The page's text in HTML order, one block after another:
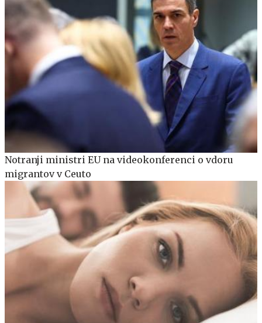
Notranji ministri EU na videokonferenci o vdoru
migrantov v Ceuto